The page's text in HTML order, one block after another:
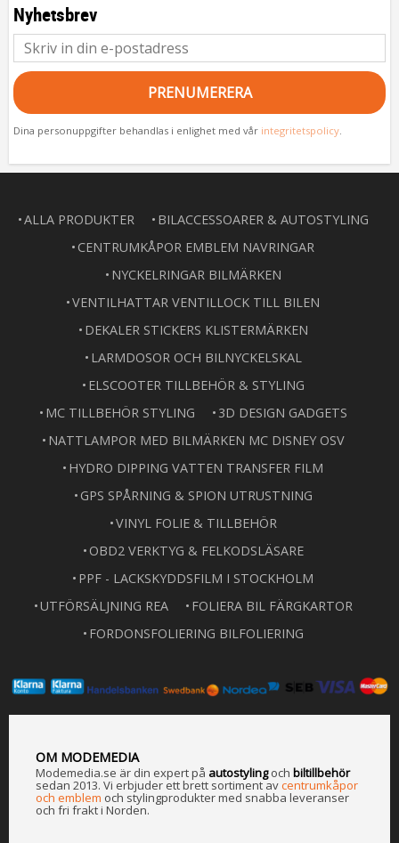
Nyhetsbrev
PRENUMERERA
Dina personuppgifter behandlas i enlighet med vår integritetspolicy.
ALLA PRODUKTER
BILACCESSOARER & AUTOSTYLING
CENTRUMKÅPOR EMBLEM NAVRINGAR
NYCKELRINGAR BILMÄRKEN
VENTILHATTAR VENTILLOCK TILL BILEN
DEKALER STICKERS KLISTERMÄRKEN
LARMDOSOR OCH BILNYCKELSKAL
ELSCOOTER TILLBEHÖR & STYLING
MC TILLBEHÖR STYLING
3D DESIGN GADGETS
NATTLAMPOR MED BILMÄRKEN MC DISNEY OSV
HYDRO DIPPING VATTEN TRANSFER FILM
GPS SPÅRNING & SPION UTRUSTNING
VINYL FOLIE & TILLBEHÖR
OBD2 VERKTYG & FELKODSLÄSARE
PPF - LACKSKYDDSFILM I STOCKHOLM
UTFÖRSÄLJNING REA
FOLIERA BIL FÄRGKARTOR
FORDONSFOLIERING BILFOLIERING
OM MODEMEDIA
Modemedia.se är din expert på autostylingoch biltillbehör
sedan 2013. Vi erbjuder ett brett sortiment avcentrumkåpor
och emblem och stylingprodukter med snabba leveranser
och fri frakt i Norden.